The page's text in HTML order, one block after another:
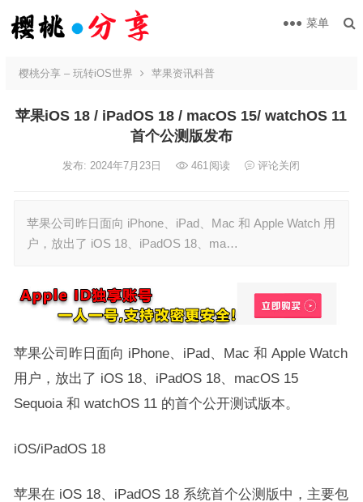
菜单
樱桃分享 – 玩转iOS世界 苹果资讯科普
苹果iOS 18 / iPadOS 18 / macOS 15/ watchOS 11
首个公测版发布
发布: 2024年7月23日 461阅读 评论关闭
苹果公司昨日面向 iPhone、iPad、Mac 和 Apple Watch 用
户，放出了 iOS 18、iPadOS 18、ma…
苹果公司昨日面向 iPhone、iPad、Mac 和 Apple Watch
用户，放出了 iOS 18、iPadOS 18、macOS 15
Sequoia 和 watchOS 11 的首个公开测试版本。
iOS/iPadOS 18
苹果在 iOS 18、iPadOS 18 系统首个公测版中，主要包